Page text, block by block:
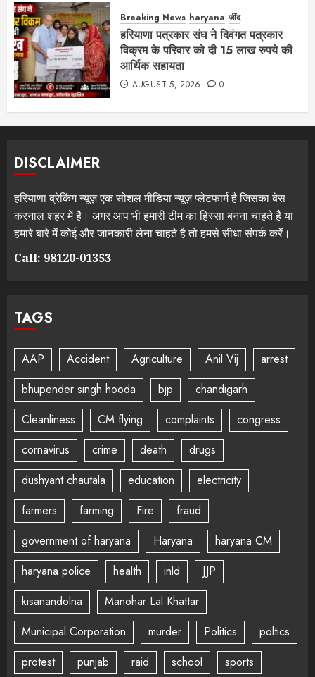
Breaking News haryana जींद
हरियाणा पत्रकार संघ ने दिवंगत पत्रकार
विक्रम के परिवार को दी 15 लाख रुपये की
आर्थिक सहायता
AUGUST 5, 2026 0
DISCLAIMER
हरियाणा ब्रेकिंग न्यूज़ एक सोशल मीडिया न्यूज़ प्लेटफार्म है जिसका बेस
करनाल शहर में है। अगर आप भी हमारी टीम का हिस्सा बनना चाहते है या
हमारे बारे में कोई और जानकारी लेना चाहते है तो हमसे सीधा संपर्क करें।
Call: 98120-01353
TAGS
AAP Accident Agriculture Anil Vij
arrest
bhupender singh hooda
bjp
chandigarh
Cleanliness
CM flying complaints
congress
cornavirus
crime death
drugs
dushyant chautala
education
electricity
farmers
farming Fire
fraud
government of haryana
Haryana
haryana CM
haryana police
health inld
JJP
kisanandolna
Manohar Lal Khattar
Municipal Corporation
murder Politics
poltics
protest
punjab raid school sports